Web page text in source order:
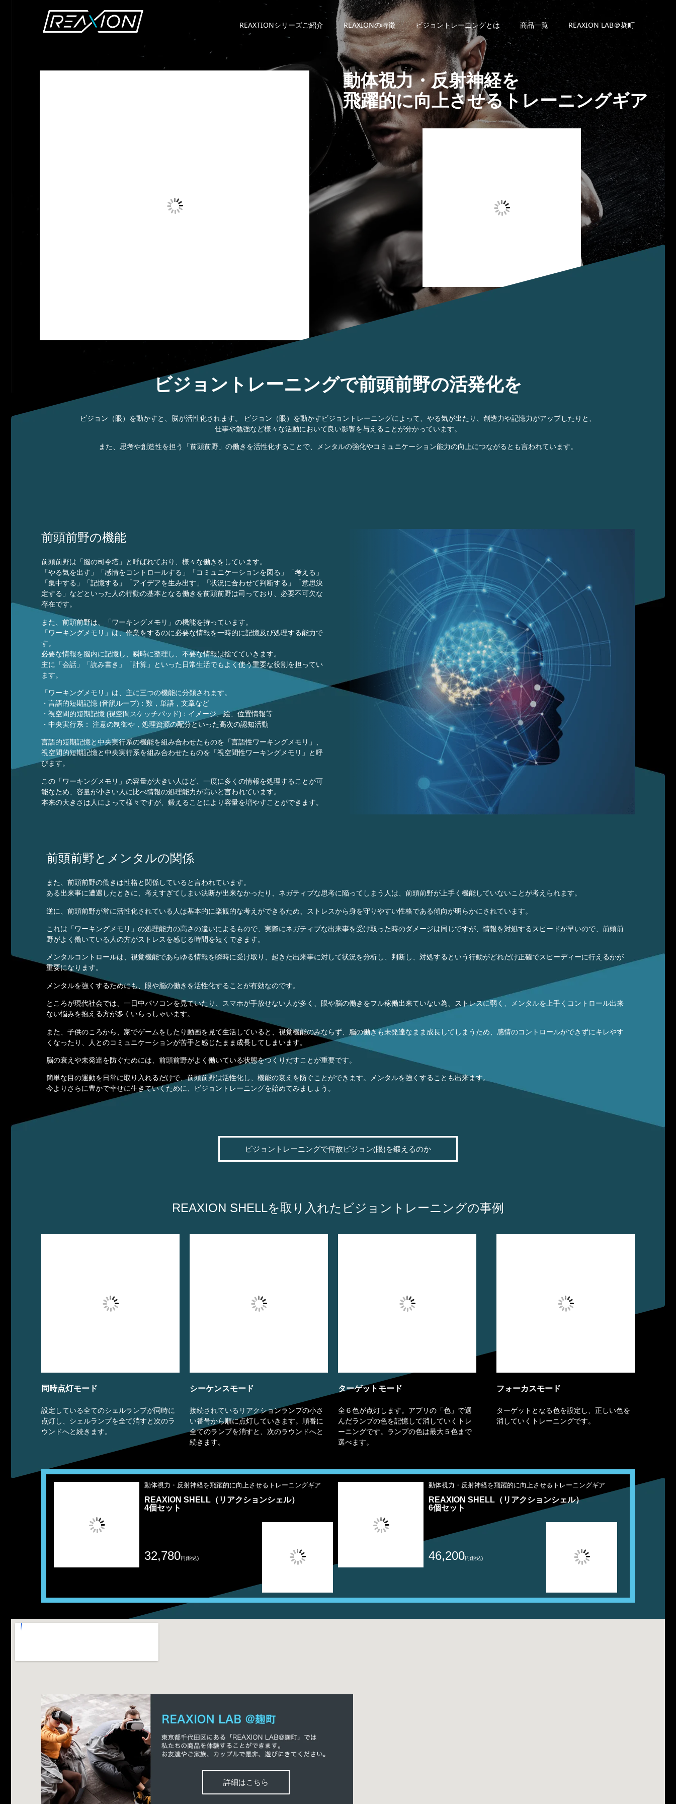
REAXTIONシリーズご紹介 REAXIONの特徴 ビジョントレーニングとは 商品一覧 REAXION LAB＠麹町
動体視力・反射神経を
飛躍的に向上させるトレーニングギア
ビジョントレーニングで前頭前野の活発化を
ビジョン（眼）を動かすと、脳が活性化されます。 ビジョン（眼）を動かすビジョントレーニングによって、やる気が出たり、創造力や記憶力がアップしたりと、
仕事や勉強など様々な活動において良い影響を与えることが分かっています。
また、思考や創造性を担う「前頭前野」の働きを活性化することで、メンタルの強化やコミュニケーション能力の向上につながるとも言われています。
前頭前野の機能
前頭前野は「脳の司令塔」と呼ばれており、様々な働きをしています。
「やる気を出す」「感情をコントロールする」「コミュニケーションを図る」「考える」
「集中する」「記憶する」「アイデアを生み出す」「状況に合わせて判断する」「意思決
定する」などといった人の行動の基本となる働きを前頭前野は司っており、必要不可欠な
存在です。
また、前頭前野は、「ワーキングメモリ」の機能を持っています。
「ワーキングメモリ」は、作業をするのに必要な情報を一時的に記憶及び処理する能力で
す。
必要な情報を脳内に記憶し、瞬時に整理し、不要な情報は捨てていきます。
主に「会話」「読み書き」「計算」といった日常生活でもよく使う重要な役割を担ってい
ます。
「ワーキングメモリ」は、主に三つの機能に分類されます。
・言語的短期記憶 (音韻ループ)：数，単語，文章など
・視空間的短期記憶 (視空間スケッチパッド)：イメージ、絵、位置情報等
・中央実行系： 注意の制御や，処理資源の配分といった高次の認知活動
言語的短期記憶と中央実行系の機能を組み合わせたものを「言語性ワーキングメモリ」、
視空間的短期記憶と中央実行系を組み合わせたものを「視空間性ワーキングメモリ」と呼
びます。
この「ワーキングメモリ」の容量が大きい人ほど、一度に多くの情報を処理することが可
能なため、容量が小さい人に比べ情報の処理能力が高いと言われています。
本来の大きさは人によって様々ですが、鍛えることにより容量を増やすことができます。
前頭前野とメンタルの関係
また、前頭前野の働きは性格と関係していると言われています。
ある出来事に遭遇したときに、考えすぎてしまい決断が出来なかったり、ネガティブな思考に陥ってしまう人は、前頭前野が上手く機能していないことが考えられます。
逆に、前頭前野が常に活性化されている人は基本的に楽観的な考えができるため、ストレスから身を守りやすい性格である傾向が明らかにされています。
これは「ワーキングメモリ」の処理能力の高さの違いによるもので、実際にネガティブな出来事を受け取った時のダメージは同じですが、情報を対処するスピードが早いので、前頭前
野がよく働いている人の方がストレスを感じる時間を短くできます。
メンタルコントロールは、視覚機能であらゆる情報を瞬時に受け取り、起きた出来事に対して状況を分析し、判断し、対処するという行動がどれだけ正確でスピーディーに行えるかが
重要になります。
メンタルを強くするためにも、眼や脳の働きを活性化することが有効なのです。
ところが現代社会では、一日中パソコンを見ていたり、スマホが手放せない人が多く、眼や脳の働きをフル稼働出来ていない為、ストレスに弱く、メンタルを上手くコントロール出来
ない悩みを抱える方が多くいらっしゃいます。
また、子供のころから、家でゲームをしたり動画を見て生活していると、視覚機能のみならず、脳の働きも未発達なまま成長してしまうため、感情のコントロールができずにキレやす
くなったり、人とのコミュニケーションが苦手と感じたまま成長してしまいます。
脳の衰えや未発達を防ぐためには、前頭前野がよく働いている状態をつくりだすことが重要です。
簡単な目の運動を日常に取り入れるだけで、前頭前野は活性化し、機能の衰えを防ぐことができます。メンタルを強くすることも出来ます。
今よりさらに豊かで幸せに生きていくために、ビジョントレーニングを始めてみましょう。
ビジョントレーニングで何故ビジョン(眼)を鍛えるのか
REAXION SHELLを取り入れたビジョントレーニングの事例
同時点灯モード
設定している全てのシェルランプが同時に
点灯し、シェルランプを全て消すと次のラ
ウンドへと続きます。
シーケンスモード
接続されているリアクションランプの小さ
い番号から順に点灯していきます。順番に
全てのランプを消すと、次のラウンドへと
続きます。
ターゲットモード
全６色が点灯します。アプリの「色」で選
んだランプの色を記憶して消していくトレ
ーニングです。ランプの色は最大５色まで
選べます。
フォーカスモード
ターゲットとなる色を設定し、正しい色を
消していくトレーニングです。
動体視力・反射神経を飛躍的に向上させるトレーニングギア
REAXION SHELL（リアクションシェル）
4個セット
32,780円(税込)
動体視力・反射神経を飛躍的に向上させるトレーニングギア
REAXION SHELL（リアクションシェル）
6個セット
46,200円(税込)
詳細はこちら